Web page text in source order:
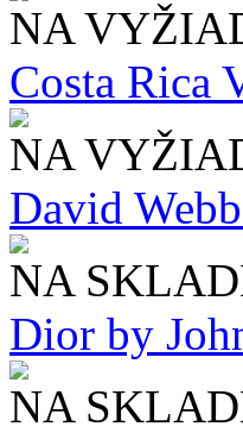
NA
Costa Rica
NA
David
NA
Dior by
NA